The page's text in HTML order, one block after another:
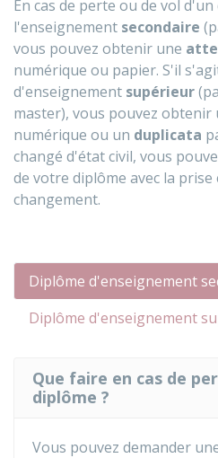
En cas de perte ou de vol
l'enseignement secondaire
vous pouvez obtenir une
numérique ou papier. S'il
d'enseignement supérieur
master), vous pouvez obtenir
numérique ou un duplicata
changé d'état civil, vous
de votre diplôme avec la prise
changement.
Diplôme d'enseignement
Diplôme d'enseignement
Que faire en cas de
diplôme ?
Vous pouvez demander